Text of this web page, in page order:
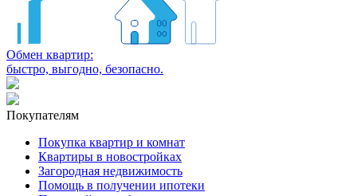
Обмен квартир:
быстро, выгодно, безопасно.
Покупателям
Покупка квартир и комнат
Квартиры в новостройках
Загородная недвижимость
Помощь в получении ипотеки